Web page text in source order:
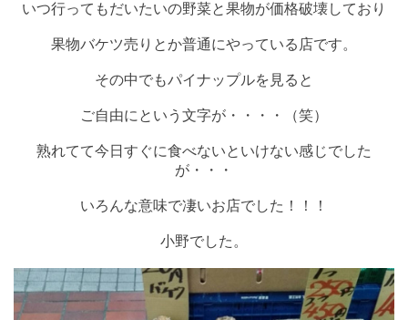
いつ行ってもだいたいの野菜と果物が価格破壊しており
果物バケツ売りとか普通にやっている店です。
その中でもパイナップルを見ると
ご自由にという文字が・・・・（笑）
熟れてて今日すぐに食べないといけない感じでした
が・・・
いろんな意味で凄いお店でした！！！
小野でした。